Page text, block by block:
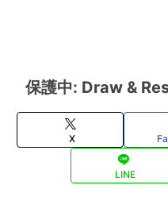
保護中: Draw &
X
LINE